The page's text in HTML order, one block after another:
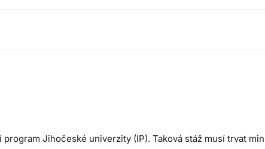
Jihočeské univerzity (IP). Taková stáž musí trvat